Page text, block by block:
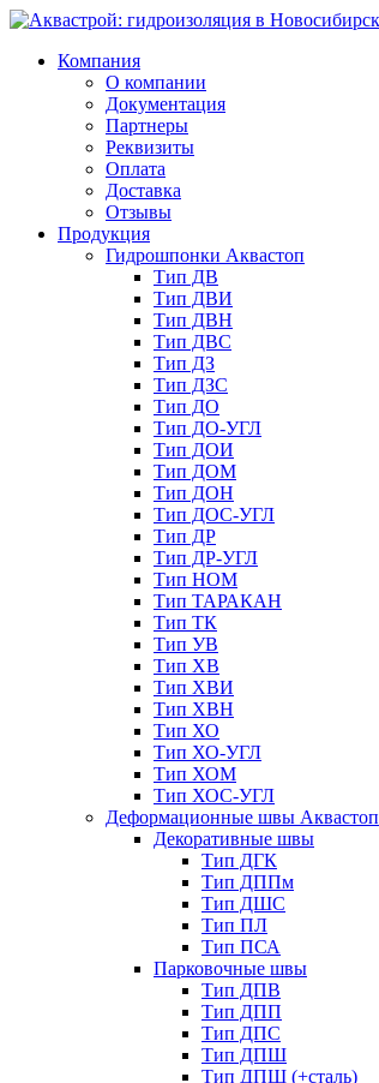
Компания
О компании
Документация
Партнеры
Реквизиты
Оплата
Доставка
Отзывы
Продукция
Гидрошпонки Аквастоп
Тип ДВ
Тип ДВИ
Тип ДВН
Тип ДВС
Тип ДЗ
Тип ДЗС
Тип ДО
Тип ДО-УГЛ
Тип ДОИ
Тип ДОМ
Тип ДОН
Тип ДОС-УГЛ
Тип ДР
Тип ДР-УГЛ
Тип НОМ
Тип ТАРАКАН
Тип ТК
Тип УВ
Тип ХВ
Тип ХВИ
Тип ХВН
Тип ХО
Тип ХО-УГЛ
Тип ХОМ
Тип ХОС-УГЛ
Деформационные швы Аквастоп
Декоративные швы
Тип ДГК
Тип ДППм
Тип ДШС
Тип ПЛ
Тип ПСА
Парковочные швы
Тип ДПВ
Тип ДПП
Тип ДПС
Тип ДПШ
Тип ДПШ (+сталь)